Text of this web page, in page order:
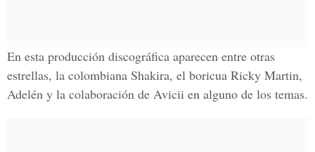
En esta producción discográfica aparecen entre otras
estrellas, la colombiana Shakira, el boricua Ricky Martin,
Adelén y la colaboración de Avicii en alguno de los temas.